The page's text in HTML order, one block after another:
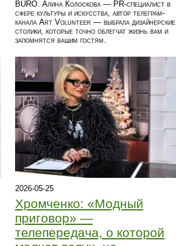
BURO. Алина Колоскова — PR-специалист в
сфере культуры и искусства, автор телеграм-
канала Art Volunteer — выбрала дизайнерские
столики, которые точно облегчат жизнь вам и
запомнятся вашим гостям.
2026-05-25
Хромченко: «Модный
приговор» —
телепередача, о которой